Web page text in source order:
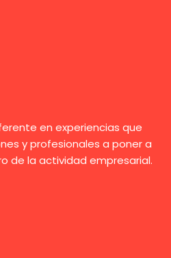
en experiencias que
y profesionales a poner a
de la actividad empresarial.